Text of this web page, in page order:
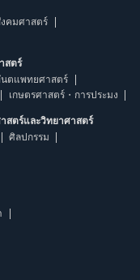
งคมศาสตร์
สตร์
ตแพทยศาสตร์
เกษตรศาสตร์・การประมง
สตร์และวิทยาศาสตร์
ศิลปกรรม